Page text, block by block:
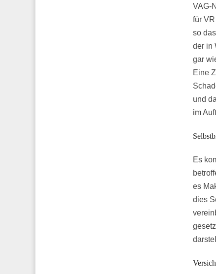
VAG-
für
so
der in
gar
Eine
und
im
Es
es
dies